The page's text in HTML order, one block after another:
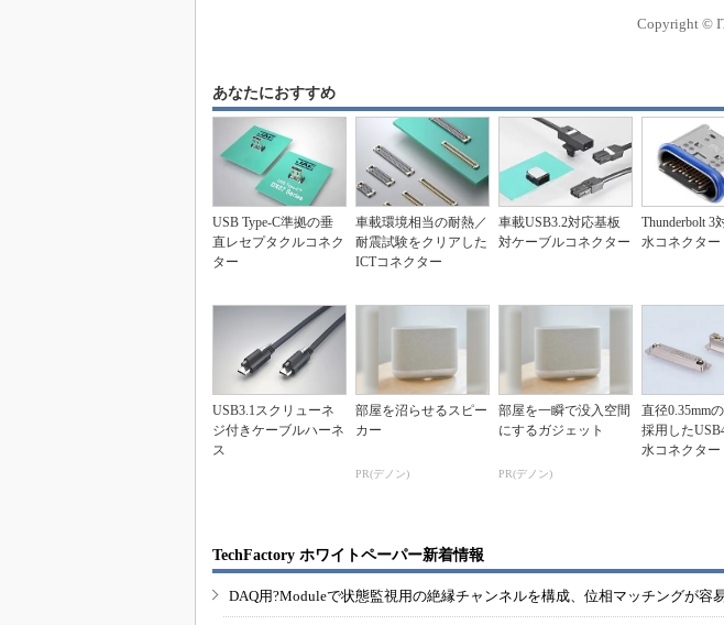
Copyright ©
あなたにおすすめ
USB Type-C準拠の垂
直レセプタクルコネク
ター
車載環境相当の耐熱／
耐震試験をクリアした
ICTコネクター
車載USB3.2対応基板
対ケーブルコネクター
Thunderbolt 3
水コネクター
USB3.1スクリューネ
ジ付きケーブルハーネ
ス
部屋を沼らせるスピー
カー
PR(デノン)
部屋を一瞬で没入空間
にするガジェット
PR(デノン)
直径0.35mm
採用した
水コネクター
TechFactory ホワイトペーパー新着情報
DAQ用?Moduleで状態監視用の絶縁チャンネルを構成、位相マッチングが容